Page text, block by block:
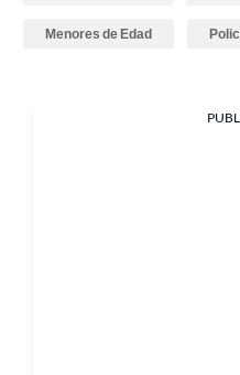
Menores de Edad